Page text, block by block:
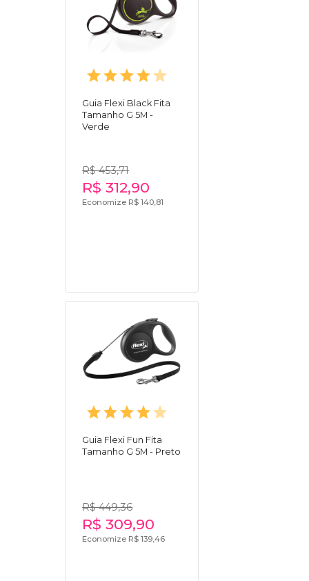
Guia Flexi Black Fita
Tamanho G 5M -
Verde
R$ 453,71
R$ 312,90
Economize R$ 140,81
Guia Flexi Fun Fita
Tamanho G 5M - Preto
R$ 449,36
R$ 309,90
Economize R$ 139,46